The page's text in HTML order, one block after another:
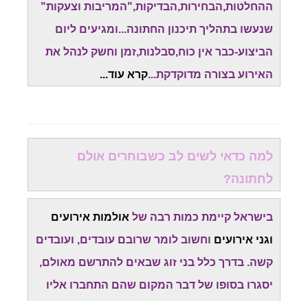
ההחלטות,הבחירות,הבדיקות,"המריבות וצעקות"
שנעשו בתהליך תיכנון החתונה...ומגיעים ליום
הביצוע-כבר אין כוח,סבלנות,זמן וחשק לנהל את
האירוע בצורה מדוקדקת...קרא עוד...
למה כדאי לשים לב כשבוחרים אולם
לחתונה?
בישראל קיימת כמות רבה של אולמות אירועים
וגני אירועים וחשוב לומר שרובם עובדים, ועובדים
קשה. בדרך כלל בני זוג שבאים להתרשם מאולם,
יסגרו בסופו של דבר המקום שהם התחברו אליו